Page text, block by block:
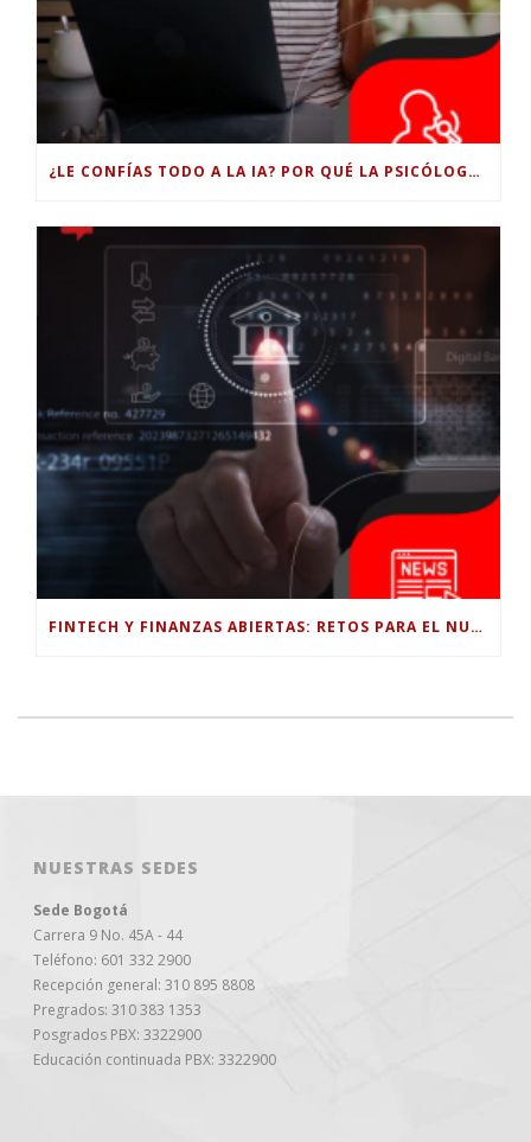
¿LE CONFÍAS TODO A LA IA? POR QUÉ LA PSICÓLOGA DICE QUE ESO PUEDE COSTARTE TUS PROPIAS HABILIDADES
FINTECH Y FINANZAS ABIERTAS: RETOS PARA EL NUEVO GOBIERNO COLOMBIANO
NUESTRAS SEDES
Sede Bogotá
Carrera 9 No. 45A - 44
Teléfono: 601 332 2900
Recepción general: 310 895 8808
Pregrados: 310 383 1353
Posgrados PBX: 3322900
Educación continuada PBX: 3322900